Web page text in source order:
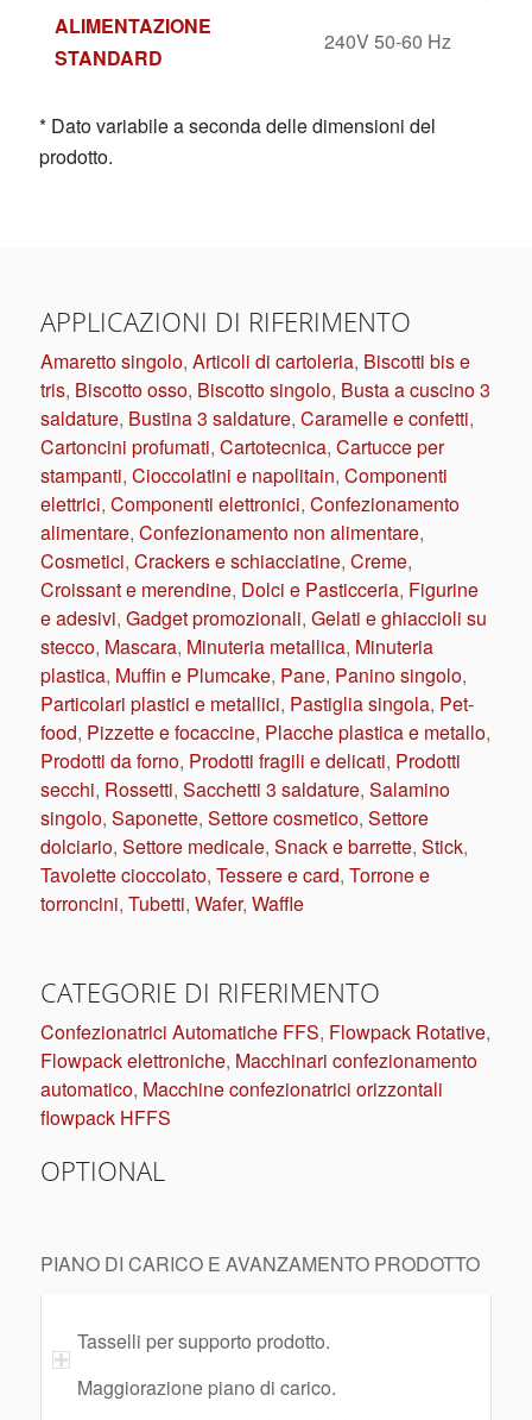
ALIMENTAZIONE
STANDARD
240V 50-60 Hz
* Dato variabile a seconda delle dimensioni del
prodotto.
APPLICAZIONI DI RIFERIMENTO
Amaretto singolo, Articoli di cartoleria, Biscotti bis e
tris, Biscotto osso, Biscotto singolo, Busta a cuscino 3
saldature, Bustina 3 saldature, Caramelle e confetti,
Cartoncini profumati, Cartotecnica, Cartucce per
stampanti, Cioccolatini e napolitain, Componenti
elettrici, Componenti elettronici, Confezionamento
alimentare, Confezionamento non alimentare,
Cosmetici, Crackers e schiacciatine, Creme,
Croissant e merendine, Dolci e Pasticceria, Figurine
e adesivi, Gadget promozionali, Gelati e ghiaccioli su
stecco, Mascara, Minuteria metallica, Minuteria
plastica, Muffin e Plumcake, Pane, Panino singolo,
Particolari plastici e metallici, Pastiglia singola, Pet-
food, Pizzette e focaccine, Placche plastica e metallo,
Prodotti da forno, Prodotti fragili e delicati, Prodotti
secchi, Rossetti, Sacchetti 3 saldature, Salamino
singolo, Saponette, Settore cosmetico, Settore
dolciario, Settore medicale, Snack e barrette, Stick,
Tavolette cioccolato, Tessere e card, Torrone e
torroncini, Tubetti, Wafer, Waffle
CATEGORIE DI RIFERIMENTO
Confezionatrici Automatiche FFS, Flowpack Rotative,
Flowpack elettroniche, Macchinari confezionamento
automatico, Macchine confezionatrici orizzontali
flowpack HFFS
OPTIONAL
PIANO DI CARICO E AVANZAMENTO PRODOTTO
Tasselli per supporto prodotto.
Maggiorazione piano di carico.